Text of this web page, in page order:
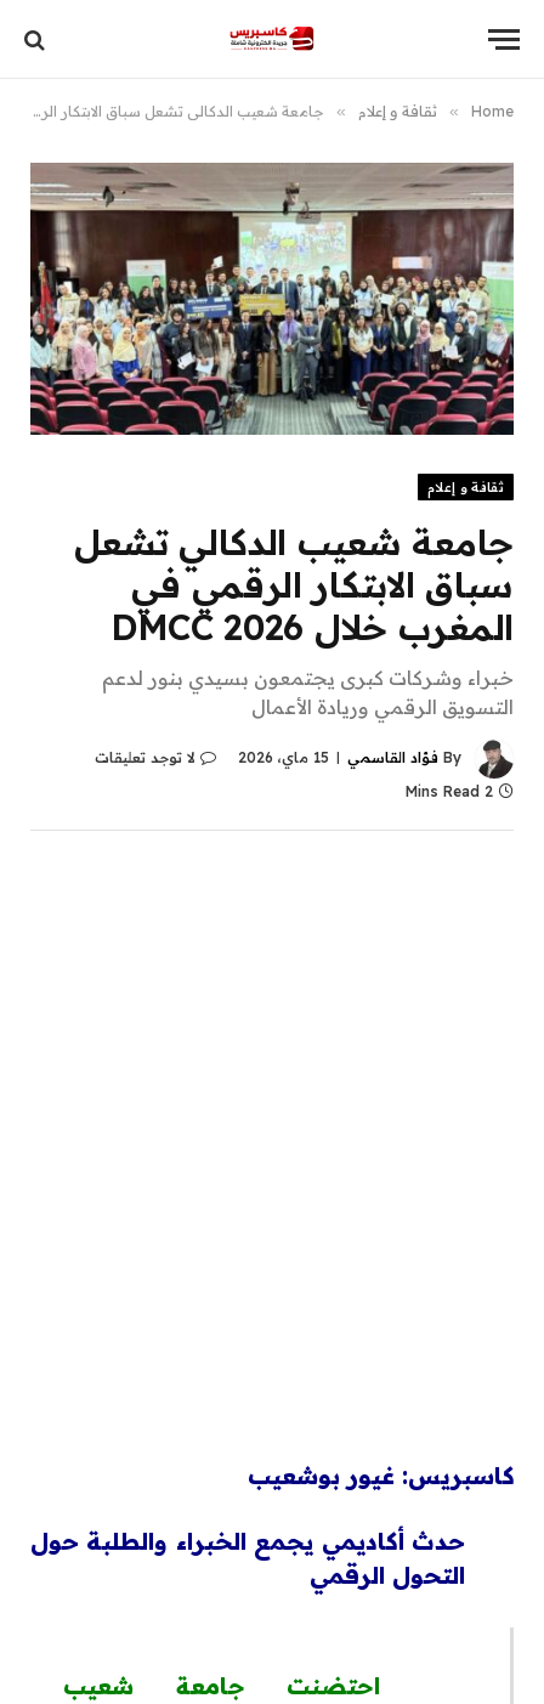
Home
» ثقافة و إعلام » جامعة شعيب الدكالي تشعل سباق الابتكار الرقمي في المغرب خلال DMCC 2026
ثقافة و إعلام
جامعة شعيب الدكالي تشعل
سباق الابتكار الرقمي في
المغرب خلال DMCC 2026
خبراء وشركات كبرى يجتمعون بسيدي بنور لدعم
التسويق الرقمي وريادة الأعمال
By فؤاد القاسمي 15 ماي، 2026
لا توجد تعليقات
2 Mins Read
كاسبريس: غيور بوشعيب
حدث أكاديمي يجمع الخبراء والطلبة حول
التحول الرقمي
احتضنت جامعة شعيب